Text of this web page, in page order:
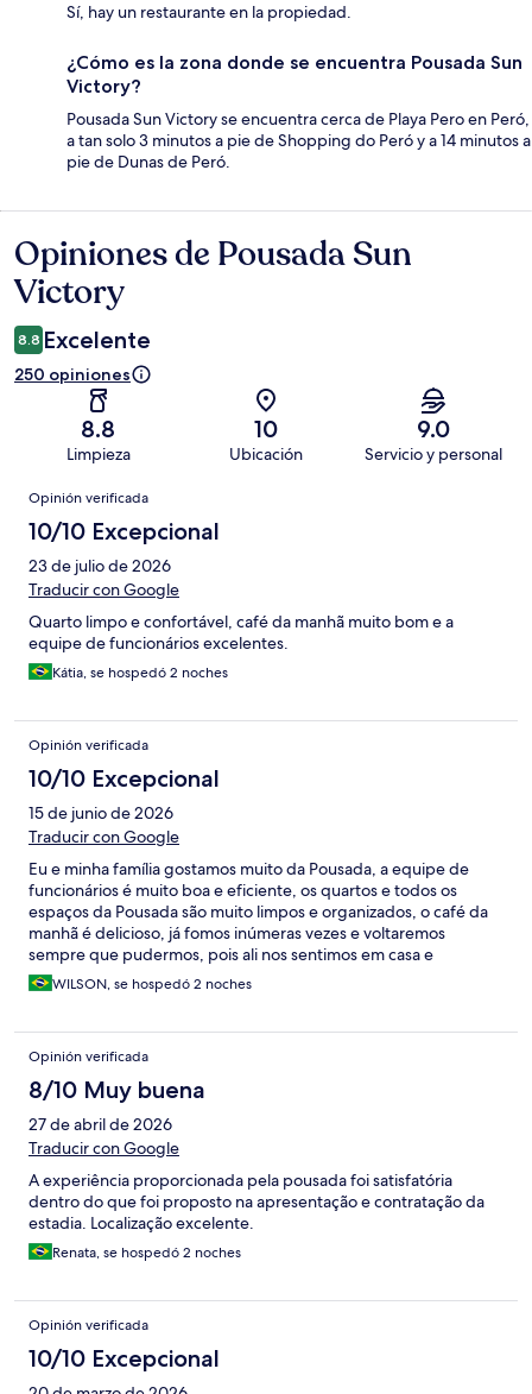
Sí, hay un restaurante en la propiedad.
¿Cómo es la zona donde se encuentra Pousada Sun
Victory?
Pousada Sun Victory se encuentra cerca de Playa Pero en Peró,
a tan solo 3 minutos a pie de Shopping do Peró y a 14 minutos a
pie de Dunas de Peró.
Opiniones
Opiniones de Pousada Sun
Victory
8.8 Excelente
250 opiniones
8.8
Limpieza
10
Ubicación
9.0
Servicio y personal
Opiniones
Opinión verificada
10/10 Excepcional
23 de julio de 2026
Traducir con Google
Quarto limpo e confortável, café da manhã muito bom e a
equipe de funcionários excelentes.
Kátia, se hospedó 2 noches
Opinión verificada
10/10 Excepcional
15 de junio de 2026
Traducir con Google
Eu e minha família gostamos muito da Pousada, a equipe de
funcionários é muito boa e eficiente, os quartos e todos os
espaços da Pousada são muito limpos e organizados, o café da
manhã é delicioso, já fomos inúmeras vezes e voltaremos
sempre que pudermos, pois ali nos sentimos em casa e
aconchegados.
WILSON, se hospedó 2 noches
Opinión verificada
8/10 Muy buena
27 de abril de 2026
Traducir con Google
A experiência proporcionada pela pousada foi satisfatória
dentro do que foi proposto na apresentação e contratação da
estadia. Localização excelente.
Renata, se hospedó 2 noches
Opinión verificada
10/10 Excepcional